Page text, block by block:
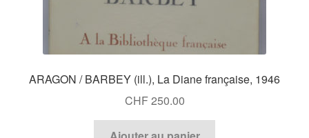
ARAGON / BARBEY (ill.), La Diane française, 1946
CHF250.00